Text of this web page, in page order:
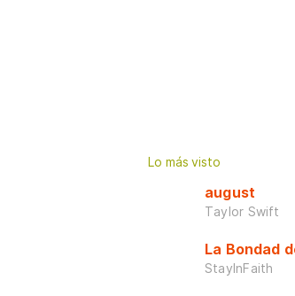
Lo más visto
august
Taylor Swift
La Bondad
StayInFaith